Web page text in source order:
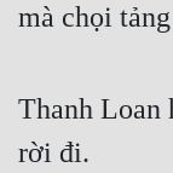
mà chọi
Thanh Loan
rời đi.